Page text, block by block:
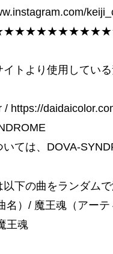
トより使用してい
https://
ては、DOVA-
下の曲をランダム
名）/ 魔王魂（アーテ
王魂